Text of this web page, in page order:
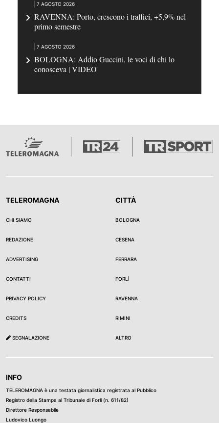
7 AGOSTO 2026
RAVENNA: Porto, crescono i traffici, +5,9% nel
primo semestre
7 AGOSTO 2026
BOLOGNA: Addio Guccini, le voci di chi lo
conosceva | VIDEO
TELEROMAGNA
CHI SIAMO
REDAZIONE
ADVERTISING
CONTATTI
PRIVACY POLICY
CREDITS
SEGNALAZIONE
CITTÀ
BOLOGNA
CESENA
FERRARA
FORLÌ
RAVENNA
RIMINI
ALTRO
INFO
TELEROMAGNA è una testata giornalistica registrata al Pubblico
Registro della Stampa al Tribunale di Forli (n. 611/82)
Direttore Responsabile
Ludovico Luongo